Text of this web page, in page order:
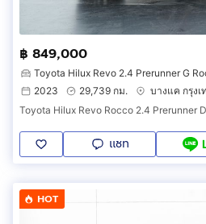
฿ 849,000
Toyota Hilux Revo 2.4 Prerunner G
2023
29,739 กม.
บางแค กรุง
แชท
HOT